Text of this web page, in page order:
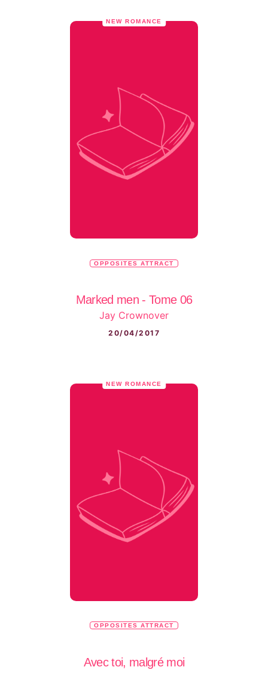
NEW ROMANCE
OPPOSITES ATTRACT
Marked men - Tome 06
Jay Crownover
20/04/2017
NEW ROMANCE
OPPOSITES ATTRACT
Avec toi, malgré moi